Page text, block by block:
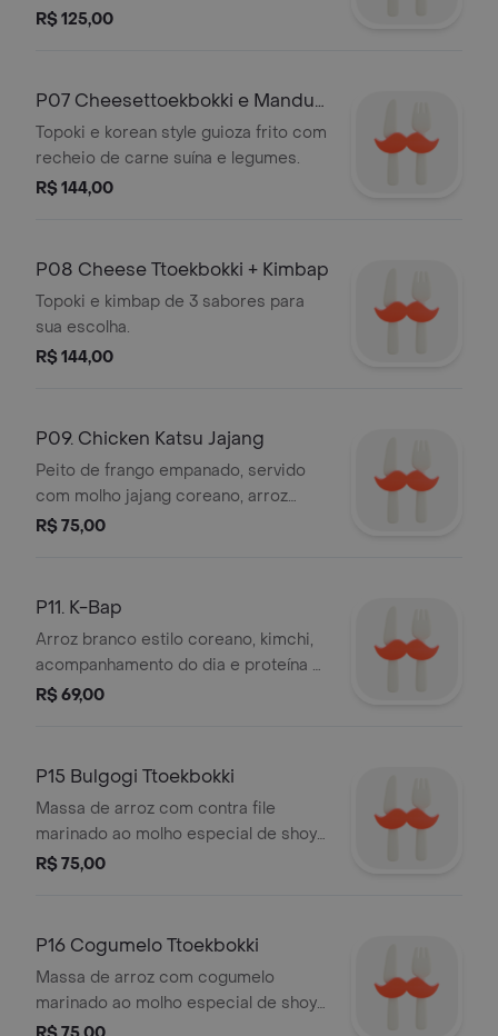
R$ 125,00
P07 Cheesettoekbokki e Mandu
Frito-8und
Topoki e korean style guioza frito com
recheio de carne suína e legumes.
R$ 144,00
P08 Cheese Ttoekbokki + Kimbap
Topoki e kimbap de 3 sabores para
sua escolha.
R$ 144,00
P09. Chicken Katsu Jajang
Peito de frango empanado, servido
com molho jajang coreano, arroz
branco e saladinha de repolho.
R$ 75,00
P11. K-Bap
Arroz branco estilo coreano, kimchi,
acompanhamento do dia e proteína a
sua escolha.
R$ 69,00
P15 Bulgogi Ttoekbokki
Massa de arroz com contra file
marinado ao molho especial de shoyu
levemente adocicado com
R$ 75,00
P16 Cogumelo Ttoekbokki
Massa de arroz com cogumelo
marinado ao molho especial de shoyu
levemente adocicado com